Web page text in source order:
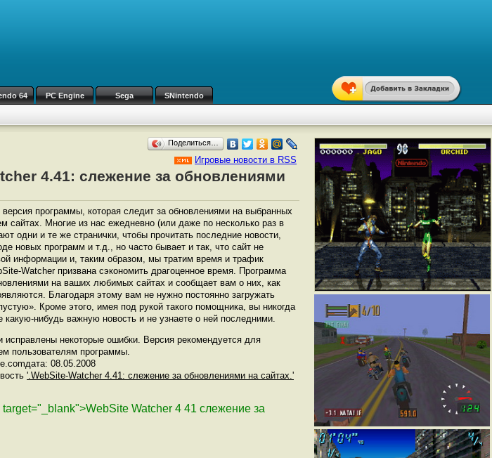
64 PC Engine Sega SNintendo
Поделиться…
Игровые новости в RSS
4.41: слежение за обновлениями
программы, которая следит за обновлениями на выбранных
сайтах. Многие из нас ежедневно (или даже по несколько раз в
одни и те же странички, чтобы прочитать последние новости,
новых программ и т.д., но часто бывает и так, что сайт не
информации и, таким образом, мы тратим время и трафик
Watcher призвана сэкономить драгоценное время. Программа
на ваших любимых сайтах и сообщает вам о них, как
Благодаря этому вам не нужно постоянно загружать
Кроме этого, имея под рукой такого помощника, вы никогда
какую-нибудь важную новость и не узнаете о ней последними.
исправлены некоторые ошибки. Версия рекомендуется для
пользователям программы.
08.05.2008
'.WebSite-Watcher 4.41: слежение за обновлениями на сайтах.'
Watcher 4 41 слежение за